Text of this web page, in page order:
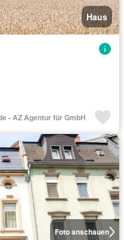
Haus
Vor 2 Tagen, 6 Stunden bei Immobilien.de - AZ Agentur für GmbH
Foto anschauen